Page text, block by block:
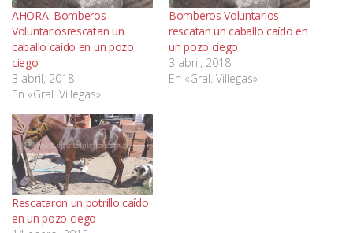
AHORA: Bomberos
Voluntariosrescatan un
caballo caído en un pozo
ciego
3 abril, 2018
En «Gral. Villegas»
Bomberos Voluntarios
rescatan un caballo caído en
un pozo ciego
3 abril, 2018
En «Gral. Villegas»
Rescataron un potrillo caído
en un pozo ciego